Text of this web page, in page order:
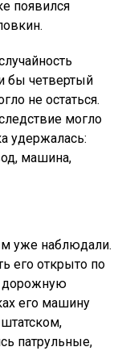
появился
бы четвертый
не остаться.
могло
удержалась:
машина,
уже наблюдали.
его открыто по
дорожную
его машину
патрульные,